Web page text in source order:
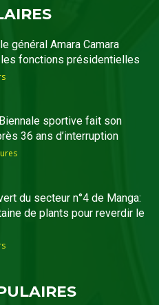
général Amara Camara
fonctions présidentielles
sportive fait son
36 ans d’interruption
du secteur n°4 de Manga:
de plants pour reverdir le